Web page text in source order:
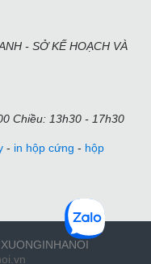
- SỞ KẾ HOẠCH VÀ
Chiều: 13h30 - 17h30
- in hộp cứng - hộp